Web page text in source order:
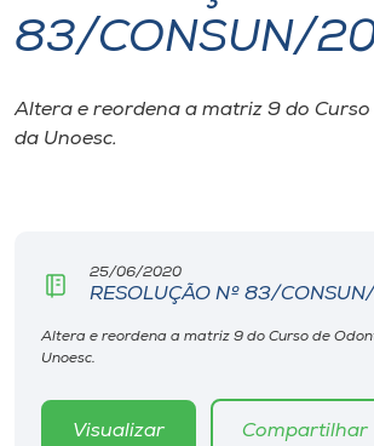
I.nova
Diplomados
CPA
Biblioteca
Editora
83/CONSUN/
Altera e reordena a matriz 9 do
da Unoesc.
25/06/2020
RESOLUÇÃO Nº 83/
Altera e reordena a matriz 9 do Curso de
Unoesc.
Visualizar Compartilhar